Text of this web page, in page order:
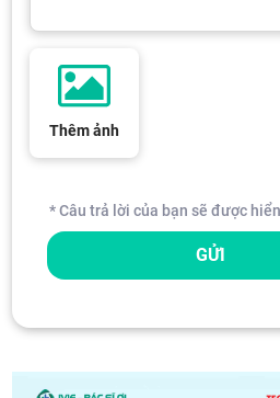
Thêm ảnh
* Câu trả lời của bạn sẽ được
GỬI